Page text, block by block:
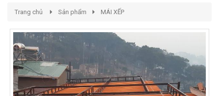
Trang chủ Sản phẩm MÁI XẾP